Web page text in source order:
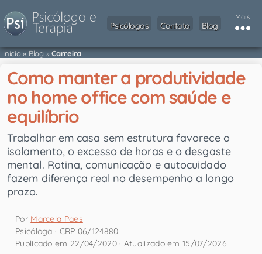
Psicólogos Contato Blog
Mais
Início» Blog»Carreira
Como manter a produtividade
no home office com saúde e
equilíbrio
Trabalhar em casa sem estrutura favorece o
isolamento, o excesso de horas e o desgaste
mental. Rotina, comunicação e autocuidado
fazem diferença real no desempenho a longo
prazo.
Por Marcela Paes
Psicóloga · CRP 06/124880
Publicado em 22/04/2020 · Atualizado em 15/07/2026